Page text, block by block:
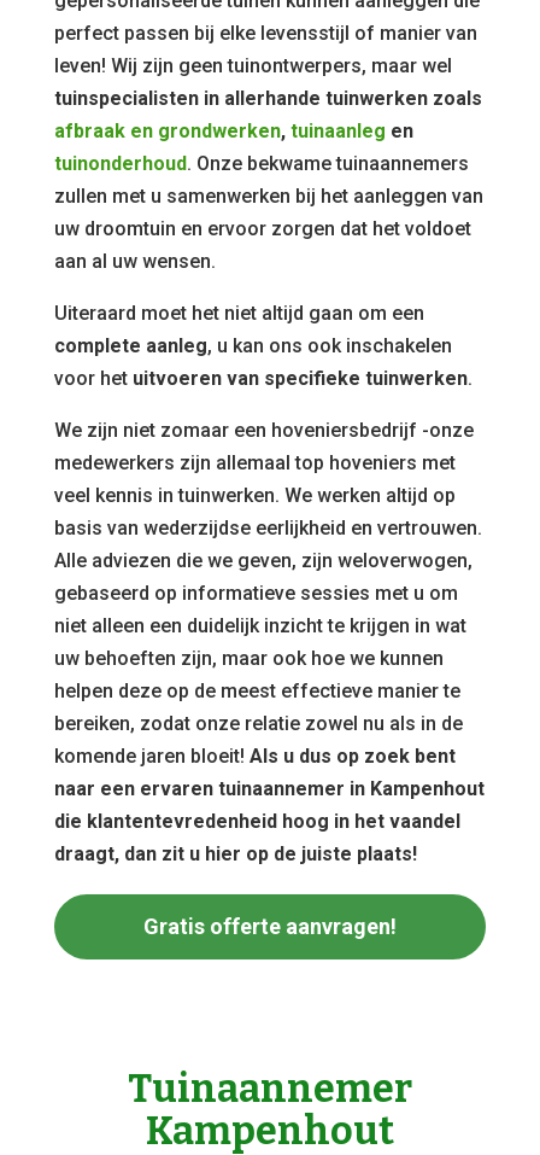
perfect passen bij elke levensstijl of manier van
leven! Wij zijn geen tuinontwerpers, maar wel
tuinspecialisten in allerhande tuinwerken zoals
afbraak en grondwerken, tuinaanleg en
tuinonderhoud. Onze bekwame tuinaannemers
zullen met u samenwerken bij het aanleggen van
uw droomtuin en ervoor zorgen dat het voldoet
aan al uw wensen.
Uiteraard moet het niet altijd gaan om een
complete aanleg, u kan ons ook inschakelen
voor het uitvoeren van specifieke tuinwerken.
We zijn niet zomaar een hoveniersbedrijf -onze
medewerkers zijn allemaal top hoveniers met
veel kennis in tuinwerken. We werken altijd op
basis van wederzijdse eerlijkheid en vertrouwen.
Alle adviezen die we geven, zijn weloverwogen,
gebaseerd op informatieve sessies met u om
niet alleen een duidelijk inzicht te krijgen in wat
uw behoeften zijn, maar ook hoe we kunnen
helpen deze op de meest effectieve manier te
bereiken, zodat onze relatie zowel nu als in de
komende jaren bloeit! Als u dus op zoek bent
naar een ervaren tuinaannemer in Kampenhout
die klantentevredenheid hoog in het vaandel
draagt, dan zit u hier op de juiste plaats!
Gratis offerte aanvragen!
Tuinaannemer
Kampenhout